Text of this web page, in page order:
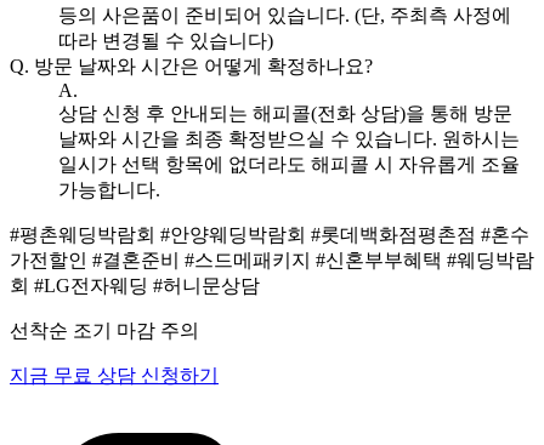
등의 사은품이 준비되어 있습니다. (단, 주최측 사정에
따라 변경될 수 있습니다)
Q. 방문 날짜와 시간은 어떻게 확정하나요?
A.
상담 신청 후 안내되는 해피콜(전화 상담)을 통해 방문
날짜와 시간을 최종 확정받으실 수 있습니다. 원하시는
일시가 선택 항목에 없더라도 해피콜 시 자유롭게 조율
가능합니다.
#평촌웨딩박람회 #안양웨딩박람회 #롯데백화점평촌점 #혼수
가전할인 #결혼준비 #스드메패키지 #신혼부부혜택 #웨딩박람
회 #LG전자웨딩 #허니문상담
선착순 조기 마감 주의
지금 무료 상담 신청하기